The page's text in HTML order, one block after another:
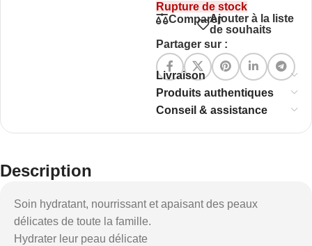
Rupture de stock
ComparerAjouter à la liste
de souhaits
Partager sur :
Livraison
Produits authentiques
Conseil & assistance
Description
Soin hydratant, nourrissant et apaisant des peaux
délicates de toute la famille.
Hydrater leur peau délicate